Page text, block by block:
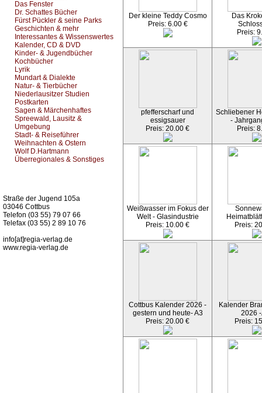
Das Fenster
Dr. Schattes Bücher
Fürst Pückler & seine Parks
Geschichten & mehr
Interessantes & Wissenswertes
Kalender, CD & DVD
Kinder- & Jugendbücher
Kochbücher
Lyrik
Mundart & Dialekte
Natur- & Tierbücher
Niederlausitzer Studien
Postkarten
Sagen & Märchenhaftes
Spreewald, Lausitz &
Umgebung
Stadt- & Reiseführer
Weihnachten & Ostern
Wolf D.Hartmann
Überregionales & Sonstiges
Straße der Jugend 105a
03046 Cottbus
Telefon (03 55) 79 07 66
Telefax (03 55) 2 89 10 76
info[at]regia-verlag.de
www.regia-verlag.de
Der kleine Teddy Cosmo
Preis: 6.00 €
Das
Preis:
pfefferscharf und
essigsauer
Preis: 20.00 €
Schliebener
-
Preis:
Weißwasser im Fokus der
Welt - Glasindustrie
Preis: 10.00 €
Preis:
Cottbus Kalender 2026 -
gestern und heute- A3
Preis: 20.00 €
Kalender
2026
Preis: